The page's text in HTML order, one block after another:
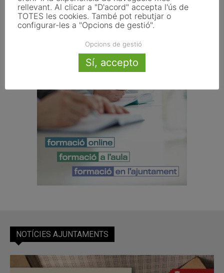
NOTÍCIES AJUNTAMENTS
rellevant. Al clicar a "D'acord" accepta l'ús de
TOTES les cookies. També pot rebutjar o
configurar-les a "Opcions de gestió".
Opcions de gestió
Sí, accepto